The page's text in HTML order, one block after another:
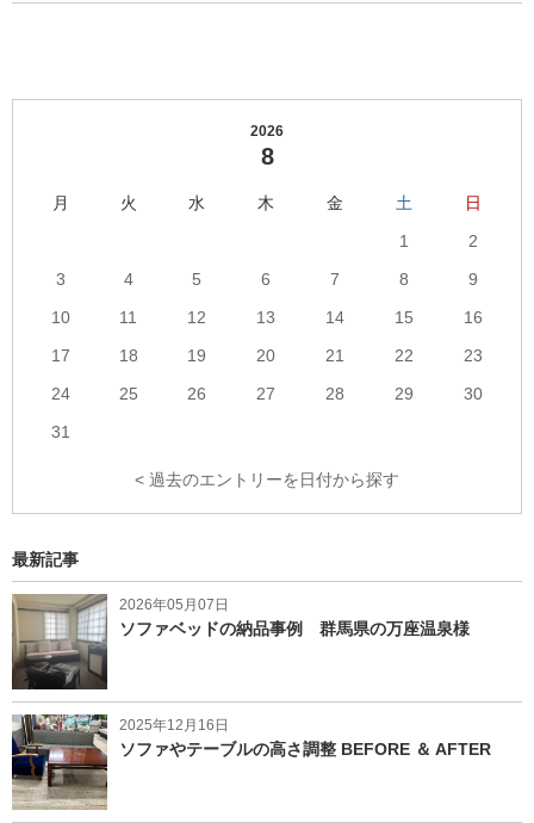
2026
8
月 火 水 木 金 土
日
1
2
3
4 5 6 7 8
9
10
11 12 13 14 15
16
17
18 19 20 21 22
23
24
25 26 27 28 29
30
31
< 過去のエントリーを日付から探す
最新記事
2026年05月07日
ソファベッドの納品事例 群馬県の万座温泉様
2025年12月16日
ソファやテーブルの高さ調整 BEFORE ＆ AFTER